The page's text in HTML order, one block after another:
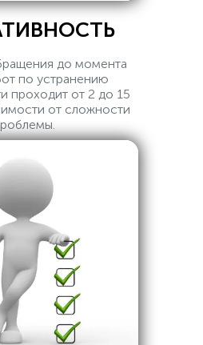
до момента
по устранению
проходит от 2 до 15
от сложности